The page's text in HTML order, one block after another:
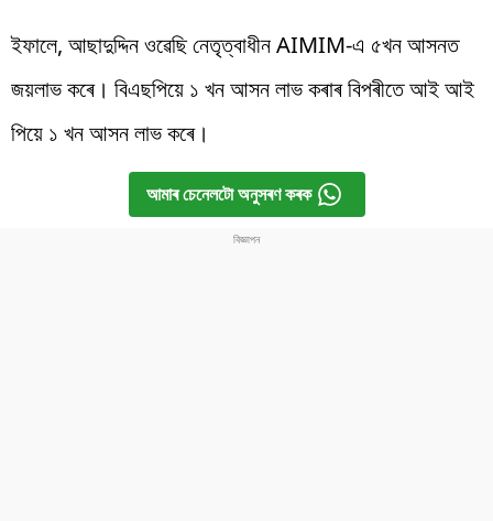
ইফালে, আছাদুদ্দিন ওৱেছি নেতৃত্বাধীন AIMIM-এ ৫খন আসনত
জয়লাভ কৰে। বিএছপিয়ে ১ খন আসন লাভ কৰাৰ বিপৰীতে আই আই
পিয়ে ১ খন আসন লাভ কৰে।
আমাৰ চেনেলটো অনুসৰণ কৰক